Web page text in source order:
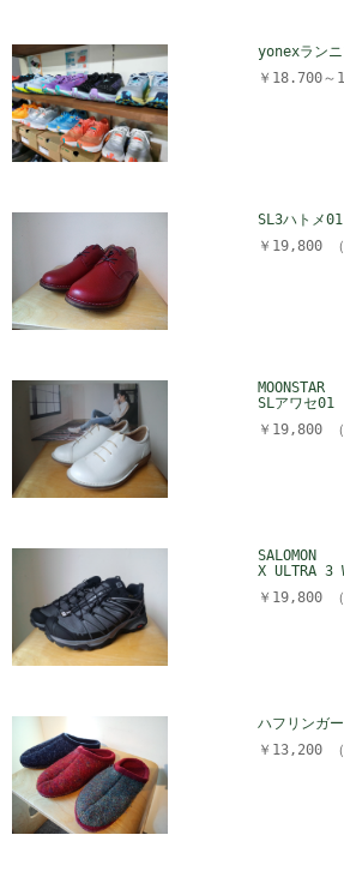
yonexラン
￥18.700
SL3ハトメ01
￥19,800
MOONSTAR
SLアワセ01
￥19,800
SALOMON
X ULTRA 3
￥19,800
ハフリンガ
￥13,200